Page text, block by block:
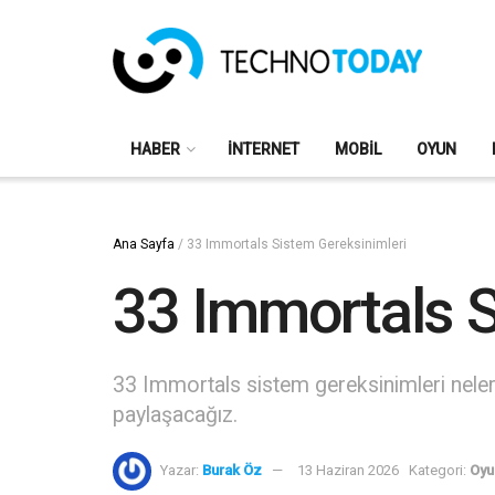
HABER İNTERNET MOBIL OYUN
Ana Sayfa / 33 Immortals Sistem Gereksinimleri
33 Immortals
33 Immortals sistem gereksinimleri neler
paylaşacağız.
Yazar: Burak Öz 13 Haziran 2026 Kategori: